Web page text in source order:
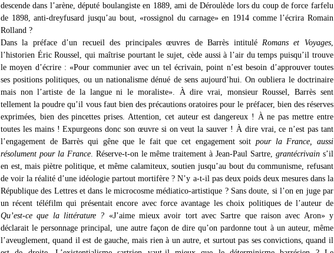
descende dans l’arène, député boulangiste en 1889, ami de Déroulède lors du coup de force farfelu
de 1898, anti-dreyfusard jusqu’au bout, «rossignol du carnage» en 1914 comme l’écrira Romain
Rolland ?
Dans la préface d’un recueil des principales œuvres de Barrès intitulé Romans et Voyages,
l’historien Éric Roussel, qui maîtrise pourtant le sujet, cède aussi à l’air du temps puisqu’il trouve
le moyen d’écrire : «Pour communier avec un tel écrivain, point n’est besoin d’approuver toutes
ses positions politiques, ou un nationalisme dénué de sens aujourd’hui. On oubliera le doctrinaire
mais non l’artiste de la langue ni le moraliste». À dire vrai, monsieur Roussel, Barrès sent
tellement la poudre qu’il vous faut bien des précautions oratoires pour le préfacer, bien des réserves
exprimées, bien des pincettes prises. Attention, cet auteur est dangereux ! À ne pas mettre entre
toutes les mains ! Expurgeons donc son œuvre si on veut la sauver ! À dire vrai, ce n’est pas tant
l’engagement de Barrès qui gêne que le fait que cet engagement soit pour la France, aussi
résolument pour la France. Réserve-t-on le même traitement à Jean-Paul Sartre, grantécrivains’il
en est, mais piètre politique, et même calamiteux, soutien jusqu’au bout du communisme, refusant
de voir la réalité d’une idéologie partout mortifère ? N’y a-t-il pas deux poids deux mesures dans la
République des Lettres et dans le microcosme médiatico-artistique ? Sans doute, si l’on en juge par
un récent téléfilm qui présentait encore avec force avantage les choix politiques de l’auteur de
Qu’est-ce que la littérature ? «J’aime mieux avoir tort avec Sartre que raison avec Aron» y
déclarait le personnage principal, une autre façon de dire qu’on pardonne tout à un auteur, même
l’aveuglement, quand il est de gauche, mais rien à un autre, et surtout pas ses convictions, quand il